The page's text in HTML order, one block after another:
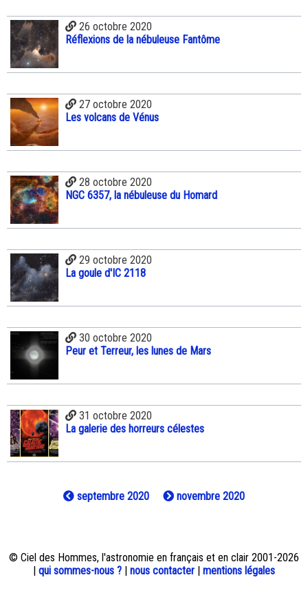
26 octobre 2020
Réflexions de la nébuleuse Fantôme
27 octobre 2020
Les volcans de Vénus
28 octobre 2020
NGC 6357, la nébuleuse du Homard
29 octobre 2020
La goule d'IC 2118
30 octobre 2020
Peur et Terreur, les lunes de Mars
31 octobre 2020
La galerie des horreurs célestes
septembre 2020 novembre 2020
© Ciel des Hommes, l'astronomie en français et en clair 2001-2026
| qui sommes-nous ? | nous contacter | mentions légales